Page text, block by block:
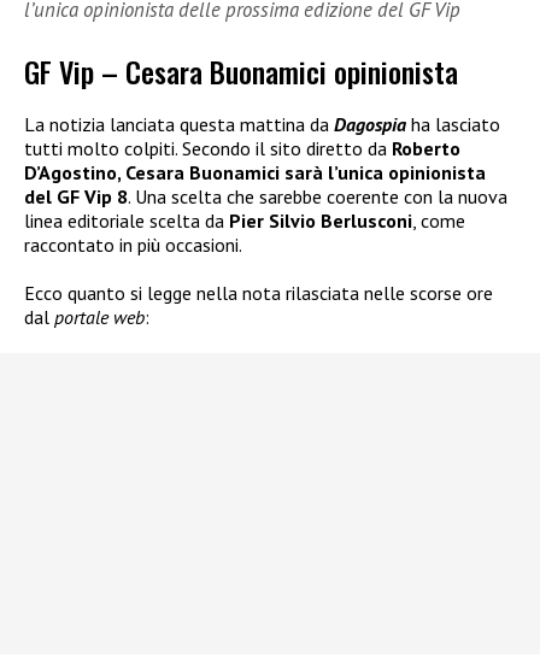
l’unica opinionista delle prossima edizione del GF Vip
GF Vip – Cesara Buonamici opinionista
La notizia lanciata questa mattina da Dagospia ha lasciato
tutti molto colpiti. Secondo il sito diretto da Roberto
D’Agostino, Cesara Buonamici sarà l’unica opinionista
del GF Vip 8. Una scelta che sarebbe coerente con la nuova
linea editoriale scelta da Pier Silvio Berlusconi , come
raccontato in più occasioni.
Ecco quanto si legge nella nota rilasciata nelle scorse ore
dal portale web: